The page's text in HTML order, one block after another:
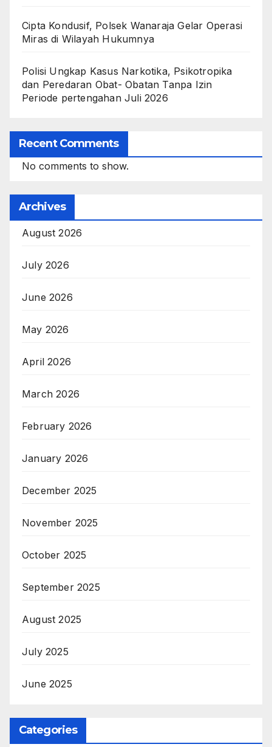
Cipta Kondusif, Polsek Wanaraja Gelar Operasi
Miras di Wilayah Hukumnya
Polisi Ungkap Kasus Narkotika, Psikotropika
dan Peredaran Obat- Obatan Tanpa Izin
Periode pertengahan Juli 2026
Recent Comments
No comments to show.
Archives
August 2026
July 2026
June 2026
May 2026
April 2026
March 2026
February 2026
January 2026
December 2025
November 2025
October 2025
September 2025
August 2025
July 2025
June 2025
Categories